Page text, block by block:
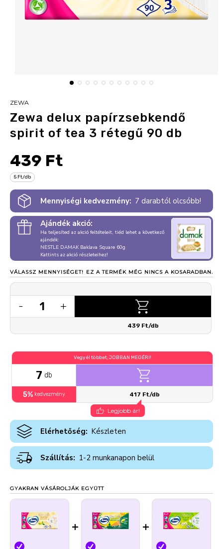
ZEWA
Zewa delux papírzsebkendő
spirit of tea 3 rétegű 90 db
439 Ft
5 Ft/db
Mennyiségi kedvezmény: 7 darabtól olcsóbb!
Ajándék akció:
Ha teljesíted az akció feltételeit, tiéd lehet a következő
ajándék:
NESTLE DAMAK Baklava Square 60g
Kattints az akció részleteihez!
VÁLASSZ MENNYISÉGET! EZ A TERMÉK MÉG NINCS A KOSARADBAN.
- 1 +
439 Ft/db
Vegyél többet, JOBBAN MEGÉRI!
7 db
5% kedvezmény 417 Ft/db
Legjobb ár!
Elérhetőség: Készleten
Szállítás: 1-2 munkanapon belül
GYAKRAN VÁSÁROLJÁK EGYÜTT
+ +